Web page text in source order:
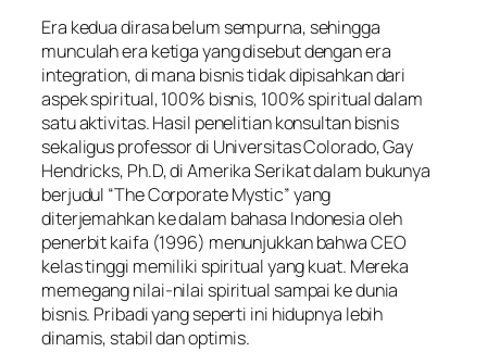
Era kedua dirasa belum sempurna, sehingga
munculah era ketiga yang disebut dengan era
integration, di mana bisnis tidak dipisahkan dari
aspek spiritual, 100% bisnis, 100% spiritual dalam
satu aktivitas. Hasil penelitian konsultan bisnis
sekaligus professor di Universitas Colorado, Gay
Hendricks, Ph.D, di Amerika Serikat dalam bukunya
berjudul “The Corporate Mystic” yang
diterjemahkan ke dalam bahasa Indonesia oleh
penerbit kaifa (1996) menunjukkan bahwa CEO
kelas tinggi memiliki spiritual yang kuat. Mereka
memegang nilai-nilai spiritual sampai ke dunia
bisnis. Pribadi yang seperti ini hidupnya lebih
dinamis, stabil dan optimis.